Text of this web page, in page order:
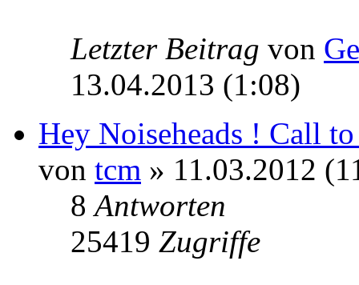
Letzter Beitrag von
13.04.2013 (1:08)
Hey Noiseheads ! Call
von tcm » 11.03.2012
8Antworten
25419 Zugriffe